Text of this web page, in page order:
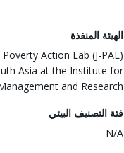
الهيئة المنفذة
Poverty Action Lab (J-PAL)
Asia at the Institute for
and Research
فئة التصنيف البيئي
N/A